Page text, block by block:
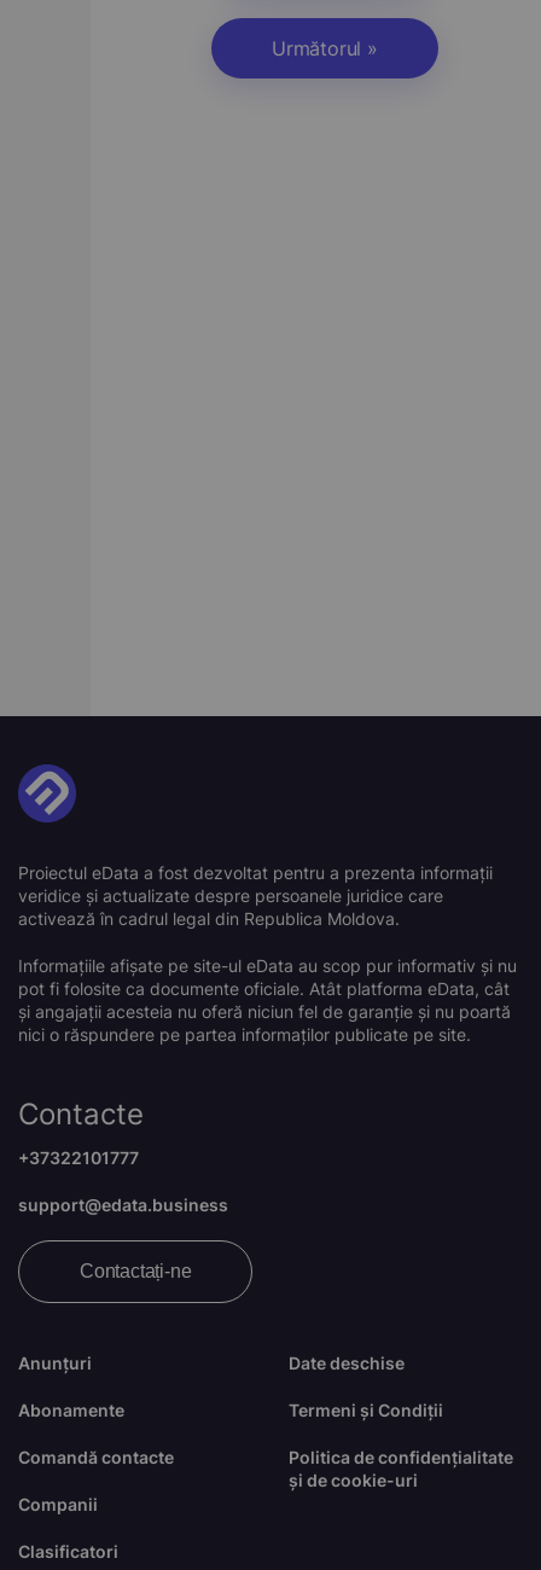
Următorul »
Proiectul eData a fost dezvoltat pentru a prezenta informații
veridice și actualizate despre persoanele juridice care
activează în cadrul legal din Republica Moldova.
Informațiile afișate pe site-ul eData au scop pur informativ și nu
pot fi folosite ca documente oficiale. Atât platforma eData, cât
și angajații acesteia nu oferă niciun fel de garanție și nu poartă
nici o răspundere pe partea informaților publicate pe site.
Anunțuri
Abonamente
Comandă contacte
Companii
Clasificatori
Date deschise
Termeni și Condiții
Politica de confidențialitate
și de cookie-uri
Contacte
+37322101777
support@edata.business
Contactați-ne